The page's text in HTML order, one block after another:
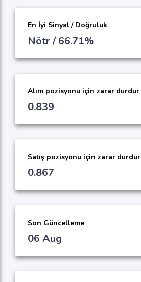
En İyi Sinyal / Doğruluk
Nötr / 66.71%
Alım pozisyonu için zarar durdur
0.839
Satış pozisyonu için zarar durdur
0.867
Son Güncelleme
06 Aug